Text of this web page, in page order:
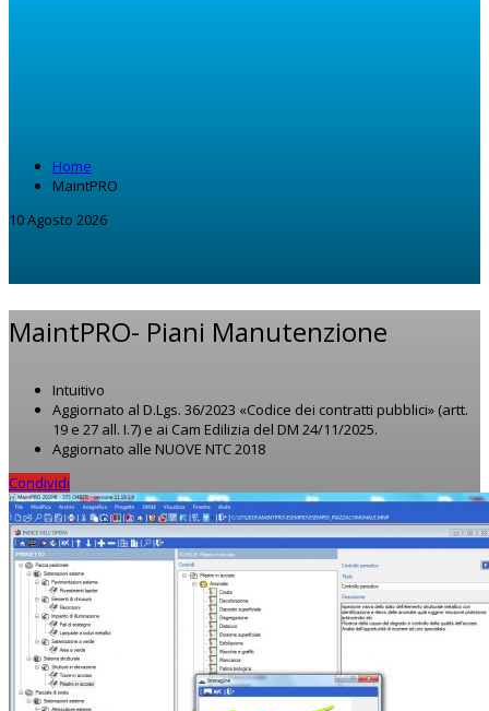
Home
MaintPRO
10 Agosto 2026
MaintPRO- Piani Manutenzione
Intuitivo
Aggiornato al D.Lgs. 36/2023 «Codice dei contratti pubblici» (artt.
19 e 27 all. I.7) e ai Cam Edilizia del DM 24/11/2025.
Aggiornato alle NUOVE NTC 2018
Condividi